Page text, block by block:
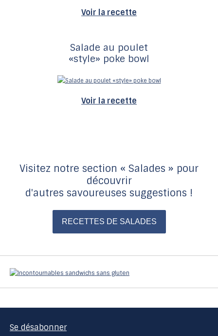
Voir la recette
Salade au poulet
«style» poke bowl
Voir la recette
Visitez notre section « Salades » pour
découvrir
d'autres savoureuses suggestions !
RECETTES DE SALADES
Se désabonner